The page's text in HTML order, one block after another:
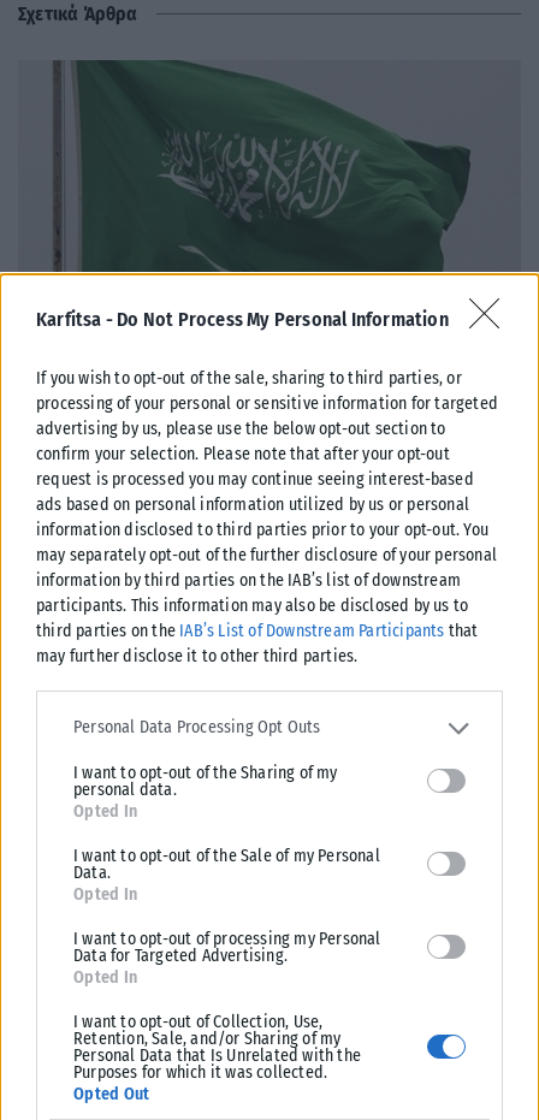
Karfitsa - Do Not Process My Personal Information
If you wish to opt-out of the sale, sharing to third parties, or
processing of your personal or sensitive information for targeted
advertising by us, please use the below opt-out section to
confirm your selection. Please note that after your opt-out
request is processed you may continue seeing interest-based
ads based on personal information utilized by us or personal
information disclosed to third parties prior to your opt-out. You
may separately opt-out of the further disclosure of your personal
information by third parties on the IAB’s list of downstream
participants. This information may also be disclosed by us to
third parties on the IAB’s List of Downstream Participants that
may further disclose it to other third parties.
Please note that this website/app uses one or more Google
services and may gather and store information including but not
deny consent to Google and its third-party tags to use your data
for below specified purposes in below Google consent section.
Personal Data Processing Opt Outs
I want to opt-out of the Sharing of my
personal data.
Opted In
I want to opt-out of the Sale of my Personal
Data.
Opted In
I want to opt-out of processing my Personal
Data for Targeted Advertising.
Opted In
I want to opt-out of Collection, Use,
Retention, Sale, and/or Sharing of my
Personal Data that Is Unrelated with the
Purposes for which it was collected.
Opted Out
Σχετικά Άρθρα
ΔΙΕΘΝΉ
Σαουδική Αραβία: Η αμυντική συμφωνία με Τουρκία και
Πακιστάν δεν αφορά πυρηνικές φιλοδοξίες
Σαουδάραβας αξιωματούχος διαβεβαίωσε ότι η αμυντική συμφωνία με
Τουρκία και Πακιστάν δεν συνδέεται με πυρηνικές φιλοδοξίες ούτε
απειλεί χώρες της...
KARFITSANEWS
ΔΙΕΘΝΉ
Η Amazon προετοιμάζει τη συνέχεια του ντοκιμαντέρ Melania
Η Amazon προφανώς επιταχύνει την προετοιμασία μιας συνέχειας
ντοκιμαντέρ για την πρώτη κυρία των ΗΠΑ, Μελάνια Τραμπ. Παρά το
γεγονός...